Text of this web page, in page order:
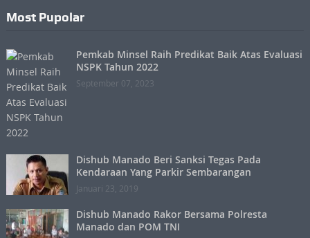
Most Pupolar
Pemkab Minsel Raih Predikat Baik Atas Evaluasi
NSPK Tahun 2022
September 07, 2023
Dishub Manado Beri Sanksi Tegas Pada
Kendaraan Yang Parkir Sembarangan
Januari 23, 2019
Dishub Manado Rakor Bersama Polresta
Manado dan POM TNI